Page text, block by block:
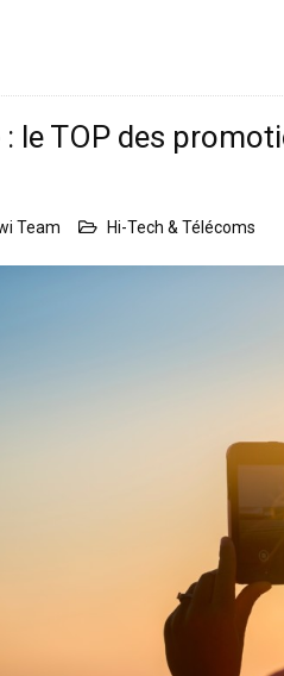
le TOP des
Team Hi-Tech & Télécoms